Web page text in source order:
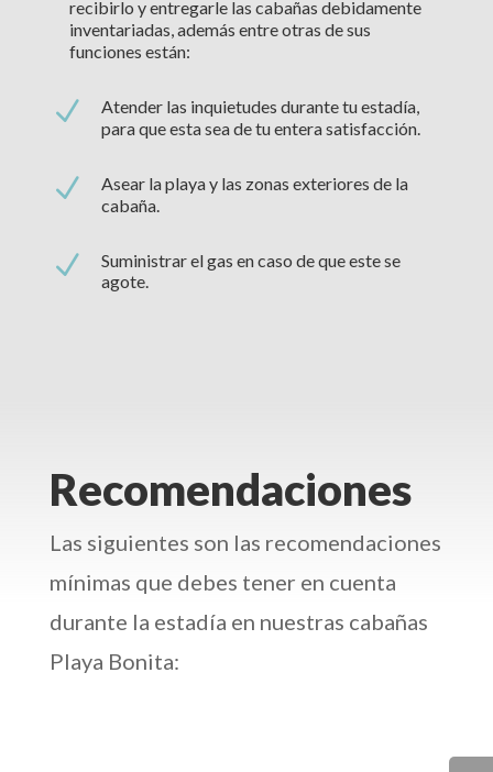
recibirlo y entregarle las cabañas debidamente
inventariadas, además entre otras de sus
funciones están:
N
Atender las inquietudes durante tu estadía,
para que esta sea de tu entera satisfacción.
N
Asear la playa y las zonas exteriores de la
cabaña.
N
Suministrar el gas en caso de que este se
agote.
Recomendaciones
Las siguientes son las recomendaciones
mínimas que debes tener en cuenta
durante la estadía en nuestras cabañas
Playa Bonita: